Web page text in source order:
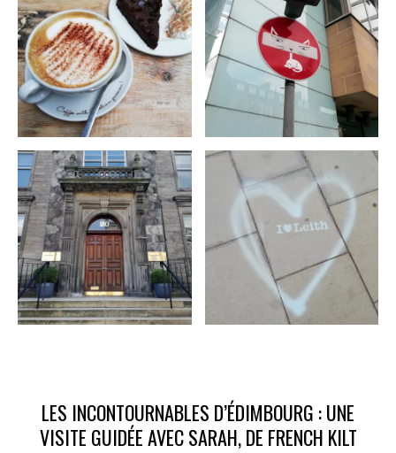
LES INCONTOURNABLES D’ÉDIMBOURG : UNE
VISITE GUIDÉE AVEC SARAH, DE FRENCH KILT